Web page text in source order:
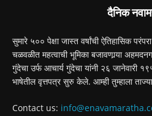
दैनिक
सुमारे ५०० पेक्षा जास्त वर्षांची ऐतिहासिक
चळवळीत महत्वाची भूमिका बजावणार्‍या
गुंदेचा उर्फ आचार्य गुंदेचा यांनी २६ जानेवारी
भाषेतील वृत्तपत्र सुरु केले. आम्ही तुम्हाला
Contact us: